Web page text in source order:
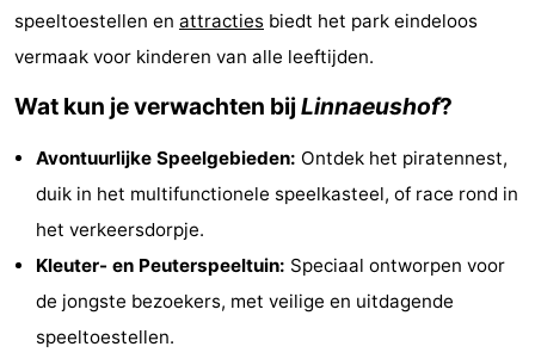
De
Noordduinen
-
Duinrell
Last
minutes
Strand
doen
Bezienswaardigheden
Musea
speeltoestellen en attracties biedt het park eindeloos
vermaak voor kinderen van alle leeftijden.
Wat kun je verwachten bij Linnaeushof?
Avontuurlijke Speelgebieden: Ontdek het piratennest,
duik in het multifunctionele speelkasteel, of race rond in
het verkeersdorpje.
Kleuter- en Peuterspeeltuin: Speciaal ontworpen voor
de jongste bezoekers, met veilige en uitdagende
speeltoestellen.